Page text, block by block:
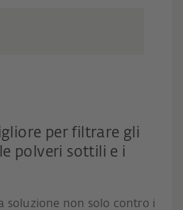
per filtrare gli
polveri sottili e i
soluzione non solo contro i